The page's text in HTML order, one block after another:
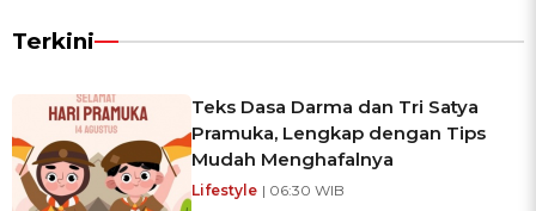
Terkini
Teks Dasa Darma dan Tri Satya
Pramuka, Lengkap dengan Tips
Mudah Menghafalnya
Lifestyle | 06:30 WIB